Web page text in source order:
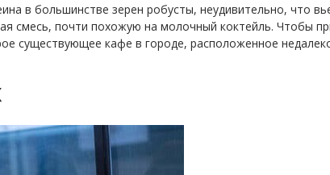
в большинстве зерен робусты, неудивительно, что
смесь, почти похожую на молочный коктейль. Чтобы
существующее кафе в городе, расположенное